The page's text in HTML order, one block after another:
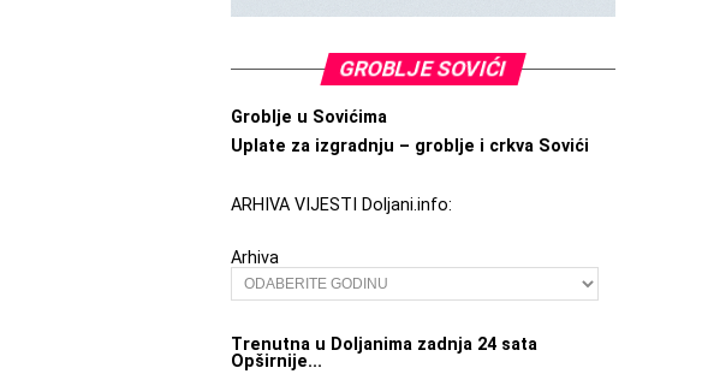
GROBLJE SOVIĆI
Groblje u Sovićima
Uplate za izgradnju – groblje i crkva Sovići
ARHIVA VIJESTI Doljani.info:
Arhiva
Trenutna u Doljanima zadnja 24 sata
Opširnije...